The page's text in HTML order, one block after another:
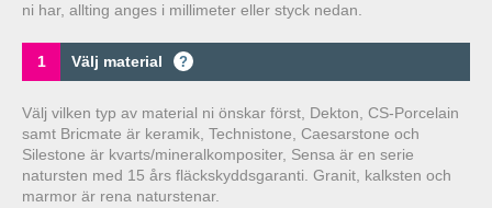
ni har, allting anges i millimeter eller styck nedan.
1 Välj material ?
Välj vilken typ av material ni önskar först, Dekton, CS-Porcelain
samt Bricmate är keramik, Technistone, Caesarstone och
Silestone är kvarts/mineralkompositer, Sensa är en serie
natursten med 15 års fläckskyddsgaranti. Granit, kalksten och
marmor är rena naturstenar.